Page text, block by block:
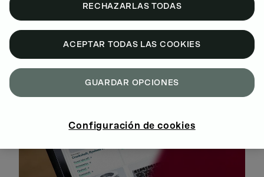
RECHAZARLAS TODAS
ACEPTAR TODAS LAS COOKIES
GUARDAR OPCIONES
Configuración de cookies